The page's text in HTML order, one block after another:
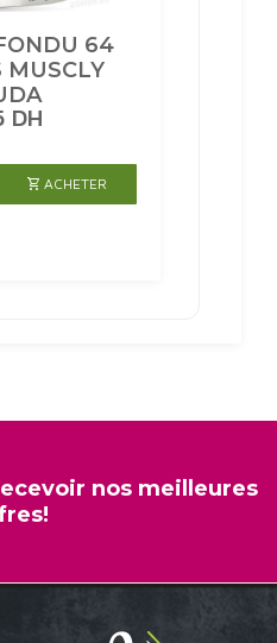
64
MUSCLY
DH
ACHETER
nos meilleures